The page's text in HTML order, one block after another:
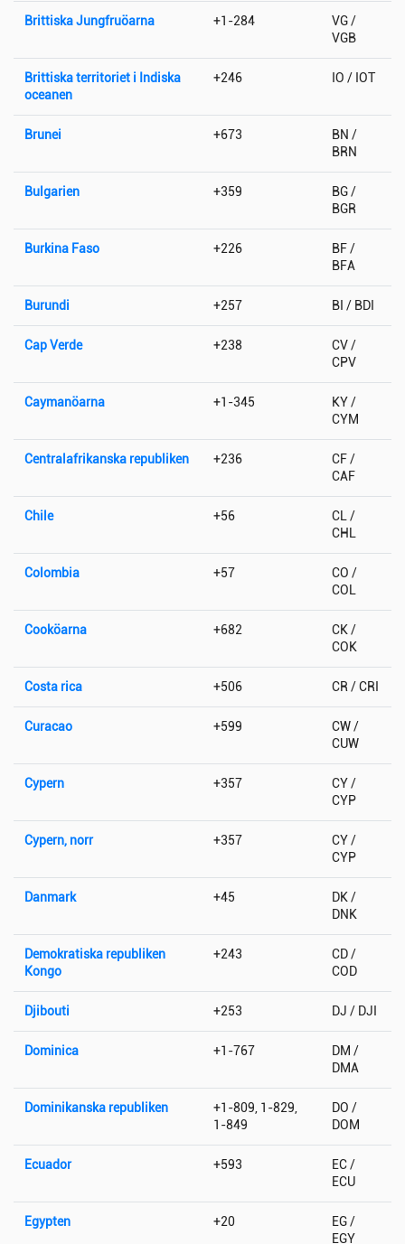
Brittiska Jungfruöarna +1-284
VG /
VGB
Brittiska territoriet i Indiska
oceanen
+246 IO / IOT
Brunei +673
BN /
BRN
Bulgarien +359
BG /
BGR
Burkina Faso +226
BF /
BFA
Burundi +257 BI / BDI
Cap Verde +238
CV /
CPV
Caymanöarna +1-345
KY /
CYM
Centralafrikanska republiken +236
CF /
CAF
Chile +56
CL /
CHL
Colombia +57
CO /
COL
Cooköarna +682
CK /
COK
Costa rica +506 CR / CRI
Curacao +599
CW /
CUW
Cypern +357
CY /
CYP
Cypern, norr +357
CY /
CYP
Danmark +45
DK /
DNK
Demokratiska republiken
Kongo
+243
CD /
COD
Djibouti +253 DJ / DJI
Dominica +1-767
DM /
DMA
Dominikanska republiken
+1-809, 1-829,
1-849
DO /
DOM
Ecuador +593
EC /
ECU
Egypten +20
EG /
EGY